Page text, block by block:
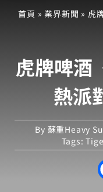
首頁 » 業界新聞 » 虎
虎牌啤酒
熱派
By 蘇重Heavy Su
Tags: